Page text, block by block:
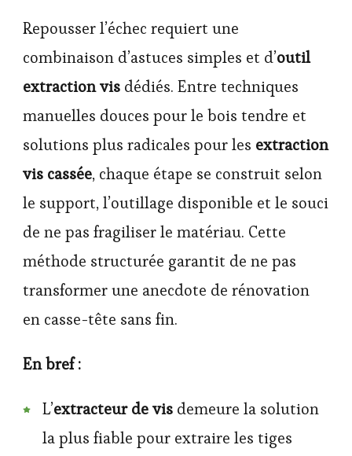
Repousser l’échec requiert une
combinaison d’astuces simples et d’outil
extraction vis dédiés. Entre techniques
manuelles douces pour le bois tendre et
solutions plus radicales pour les extraction
vis cassée, chaque étape se construit selon
le support, l’outillage disponible et le souci
de ne pas fragiliser le matériau. Cette
méthode structurée garantit de ne pas
transformer une anecdote de rénovation
en casse-tête sans fin.
En bref :
L’extracteur de vis demeure la solution
la plus fiable pour extraire les tiges